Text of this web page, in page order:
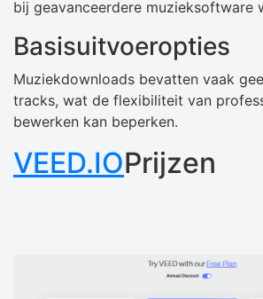
bij geavanceerdere muzieksoftware
Basisuitvoeropties
Muziekdownloads bevatten vaak
tracks, wat de flexibiliteit van
bewerken kan beperken.
VEED.IOPrijzen